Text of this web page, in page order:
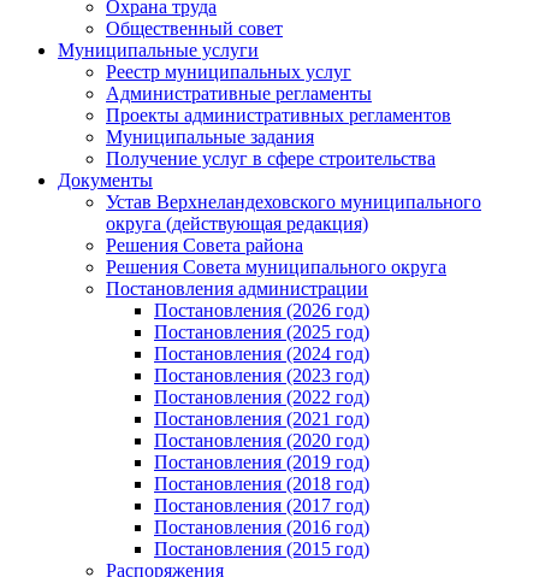
Охрана труда
Общественный совет
Муниципальные услуги
Реестр муниципальных услуг
Административные регламенты
Проекты административных регламентов
Муниципальные задания
Получение услуг в сфере строительства
Документы
Устав Верхнеландеховского муниципального
округа (действующая редакция)
Решения Совета района
Решения Совета муниципального округа
Постановления администрации
Постановления (2026 год)
Постановления (2025 год)
Постановления (2024 год)
Постановления (2023 год)
Постановления (2022 год)
Постановления (2021 год)
Постановления (2020 год)
Постановления (2019 год)
Постановления (2018 год)
Постановления (2017 год)
Постановления (2016 год)
Постановления (2015 год)
Распоряжения